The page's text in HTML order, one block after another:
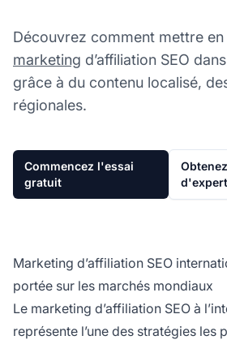
Découvrez comment mettre
marketing d’affiliation SEO
grâce à du contenu localisé,
régionales.
Commencez l'essai
gratuit
Marketing d’affiliation SEO
portée sur les marchés mondiaux
Le marketing d’affiliation SEO à
représente l’une des stratégies les